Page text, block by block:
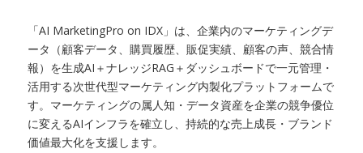
「AI MarketingPro on IDX」は、企業内のマーケティングデ
ータ（顧客データ、購買履歴、販促実績、顧客の声、競合情
報）を生成AI＋ナレッジRAG＋ダッシュボードで一元管理・
活用する次世代型マーケティング内製化プラットフォームで
す。マーケティングの属人知・データ資産を企業の競争優位
に変えるAIインフラを確立し、持続的な売上成長・ブランド
価値最大化を支援します。